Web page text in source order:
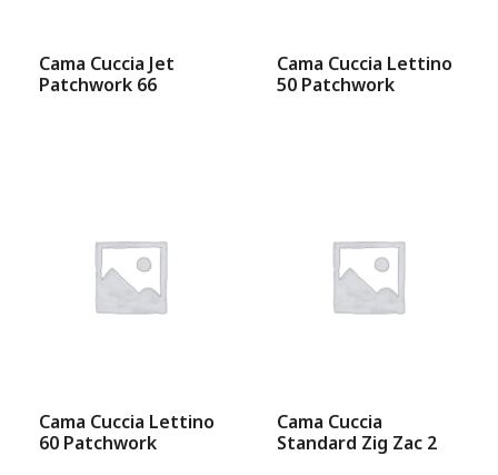
Cama Cuccia Jet
Patchwork 66
Cama Cuccia Lettino
50 Patchwork
Cama Cuccia Lettino
60 Patchwork
Cama Cuccia
Standard Zig Zac 2